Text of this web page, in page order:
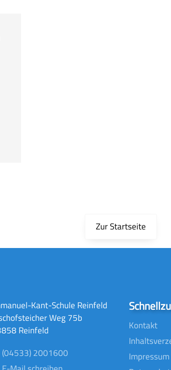
Zur Startseite
Kant-Schule Reinfeld
Weg 75b
Reinfeld
(04533) 2001600
Kontakt
Impressum